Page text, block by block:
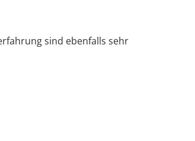
sind ebenfalls sehr